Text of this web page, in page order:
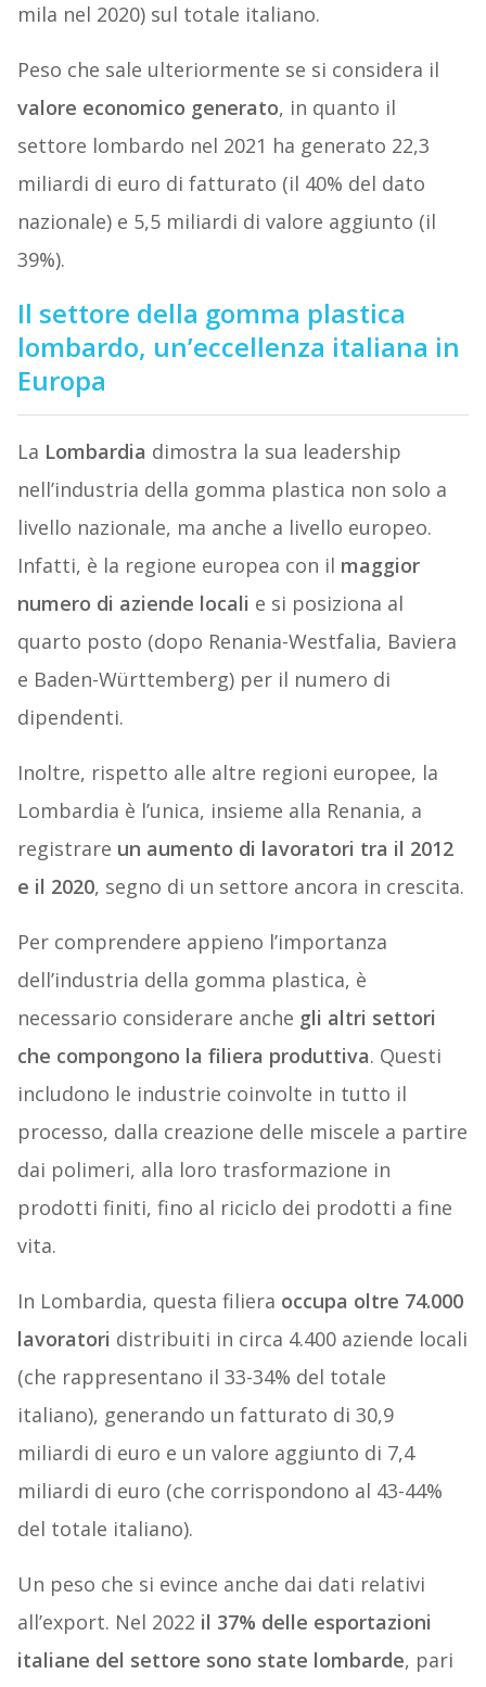
mila nel 2020) sul totale italiano.
Peso che sale ulteriormente se si considera il
valore economico generato, in quanto il
settore lombardo nel 2021 ha generato 22,3
miliardi di euro di fatturato (il 40% del dato
nazionale) e 5,5 miliardi di valore aggiunto (il
39%).
Il settore della gomma plastica
lombardo, un’eccellenza italiana in
Europa
La Lombardia dimostra la sua leadership
nell’industria della gomma plastica non solo a
livello nazionale, ma anche a livello europeo.
Infatti, è la regione europea con il maggior
numero di aziende locali e si posiziona al
quarto posto (dopo Renania-Westfalia, Baviera
e Baden-Württemberg) per il numero di
dipendenti.
Inoltre, rispetto alle altre regioni europee, la
Lombardia è l’unica, insieme alla Renania, a
registrare un aumento di lavoratori tra il 2012
e il 2020, segno di un settore ancora in crescita.
Per comprendere appieno l’importanza
dell’industria della gomma plastica, è
necessario considerare anche gli altri settori
che compongono la filiera produttiva. Questi
includono le industrie coinvolte in tutto il
processo, dalla creazione delle miscele a partire
dai polimeri, alla loro trasformazione in
prodotti finiti, fino al riciclo dei prodotti a fine
vita.
In Lombardia, questa filiera occupa oltre 74.000
lavoratori distribuiti in circa 4.400 aziende locali
(che rappresentano il 33-34% del totale
italiano), generando un fatturato di 30,9
miliardi di euro e un valore aggiunto di 7,4
miliardi di euro (che corrispondono al 43-44%
del totale italiano).
Un peso che si evince anche dai dati relativi
all’export. Nel 2022 il 37% delle esportazioni
italiane del settore sono state lombarde, pari